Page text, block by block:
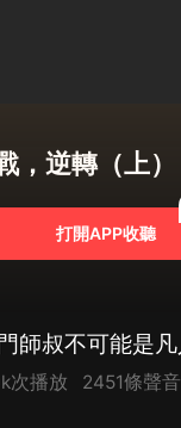
，逆轉（上）
打開APP收聽
次播放 2451條聲音